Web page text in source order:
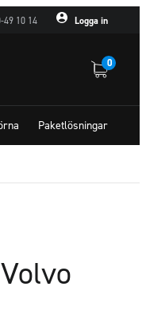
49 10 14 Logga in
0
Paketlösningar